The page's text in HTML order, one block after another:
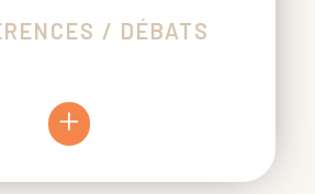
/ DÉBATS
+